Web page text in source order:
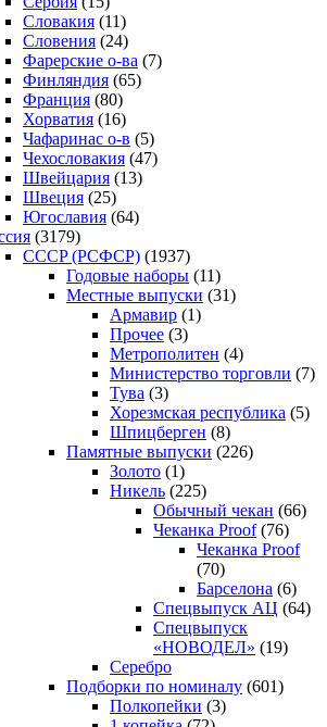
Словакия (11)
Словения (24)
Фарерские о-ва (7)
Финляндия (65)
Франция (80)
Хорватия (16)
Чафаринас о-в (5)
Чехословакия (47)
Швейцария (13)
Швеция (25)
Югославия (64)
(3179)
CCCP (РСФСР) (1937)
Годовые наборы (11)
Местные выпуски (31)
Армавир (1)
Прочее (3)
Метрополитен (4)
Министерство торговли (7)
Тува (3)
Хорезмская республика (5)
Шпицберген (8)
Памятные выпуски (226)
Золото (1)
Никель (225)
Обычный чекан (66)
Чеканка Proof(76)
Чеканка Proof
(70)
Барселона (6)
Спецвыпуск АЦ (64)
Спецвыпуск
«НОВОДЕЛ» (19)
Серебро
Подборки по номиналу (601)
Полкопейки (3)